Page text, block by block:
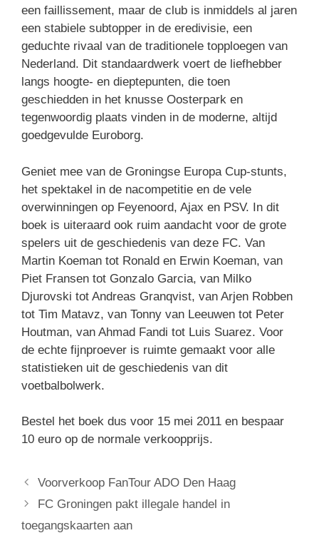
een faillissement, maar de club is inmiddels al jaren
een stabiele subtopper in de eredivisie, een
geduchte rivaal van de traditionele topploegen van
Nederland. Dit standaardwerk voert de liefhebber
langs hoogte- en dieptepunten, die toen
geschiedden in het knusse Oosterpark en
tegenwoordig plaats vinden in de moderne, altijd
goedgevulde Euroborg.
Geniet mee van de Groningse Europa Cup-stunts,
het spektakel in de nacompetitie en de vele
overwinningen op Feyenoord, Ajax en PSV. In dit
boek is uiteraard ook ruim aandacht voor de grote
spelers uit de geschiedenis van deze FC. Van
Martin Koeman tot Ronald en Erwin Koeman, van
Piet Fransen tot Gonzalo Garcia, van Milko
Djurovski tot Andreas Granqvist, van Arjen Robben
tot Tim Matavz, van Tonny van Leeuwen tot Peter
Houtman, van Ahmad Fandi tot Luis Suarez. Voor
de echte fijnproever is ruimte gemaakt voor alle
statistieken uit de geschiedenis van dit
voetbalbolwerk.
Bestel het boek dus voor 15 mei 2011 en bespaar
10 euro op de normale verkoopprijs.
Voorverkoop FanTour ADO Den Haag
FC Groningen pakt illegale handel in
toegangskaarten aan